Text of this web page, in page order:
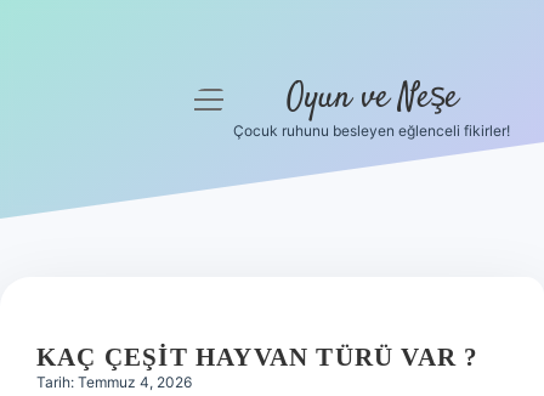
Hakkımızda
menüyü
Oyun ve Neşe
Çocuk ruhunu besleyen eğlenceli fikirler!
KAÇ ÇEŞIT HAYVAN TÜRÜ VAR ?
Tarih: Temmuz 4, 2026